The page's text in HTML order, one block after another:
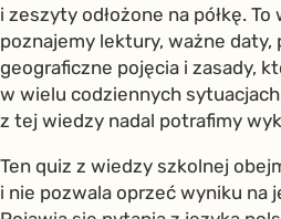
i zeszyty odłożone na półkę.
poznajemy lektury, ważne daty,
geograficzne pojęcia i zasady,
w wielu codziennych
z tej wiedzy nadal potrafimy
Ten quiz z wiedzy szkolnej
i nie pozwala oprzeć wyniku na